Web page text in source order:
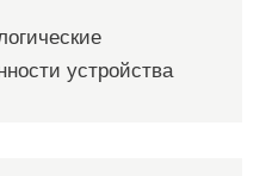
устройства